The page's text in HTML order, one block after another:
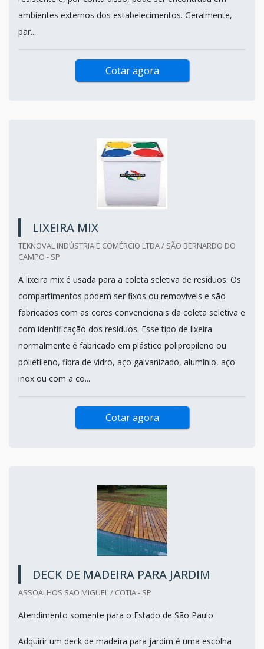
ambientes externos dos estabelecimentos. Geralmente,
par...
Cotar agora
LIXEIRA MIX
TEKNOVAL INDÚSTRIA E COMÉRCIO LTDA / SÃO BERNARDO DO
CAMPO - SP
A lixeira mix é usada para a coleta seletiva de resíduos. Os
compartimentos podem ser fixos ou removíveis e são
fabricados com as cores convencionais da coleta seletiva e
com identificação dos resíduos. Esse tipo de lixeira
normalmente é fabricado em plástico polipropileno ou
polietileno, fibra de vidro, aço galvanizado, alumínio, aço
inox ou com a co...
Cotar agora
DECK DE MADEIRA PARA JARDIM
ASSOALHOS SAO MIGUEL / COTIA - SP
Atendimento somente para o Estado de São Paulo
Adquirir um deck de madeira para jardim é uma escolha